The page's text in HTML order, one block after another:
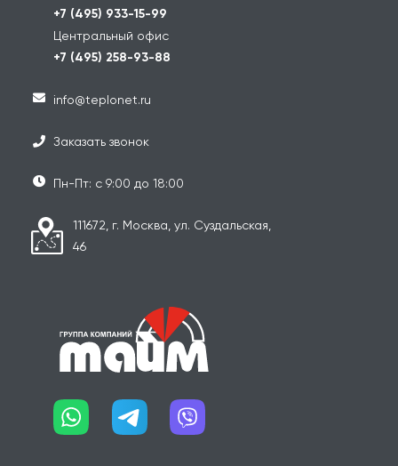
+7 (495) 933-15-99
Центральный офис
+7 (495) 258-93-88
info@teplonet.ru
Заказать звонок
Пн-Пт: с 9:00 до 18:00
111672, г. Москва, ул. Суздальская,
46